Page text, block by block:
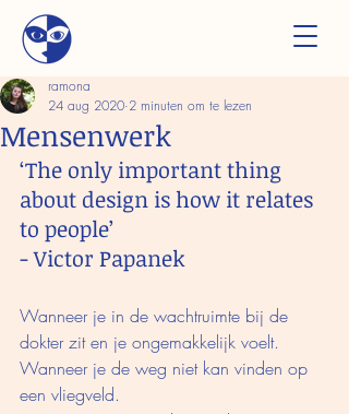
Mensenwerk
ramona
24 aug 2020 2 minuten om te lezen
‘The only important thing
about design is how it relates
to people’
- Victor Papanek
Wanneer je in de wachtruimte bij de
dokter zit en je ongemakkelijk voelt.
Wanneer je de weg niet kan vinden op
een vliegveld.